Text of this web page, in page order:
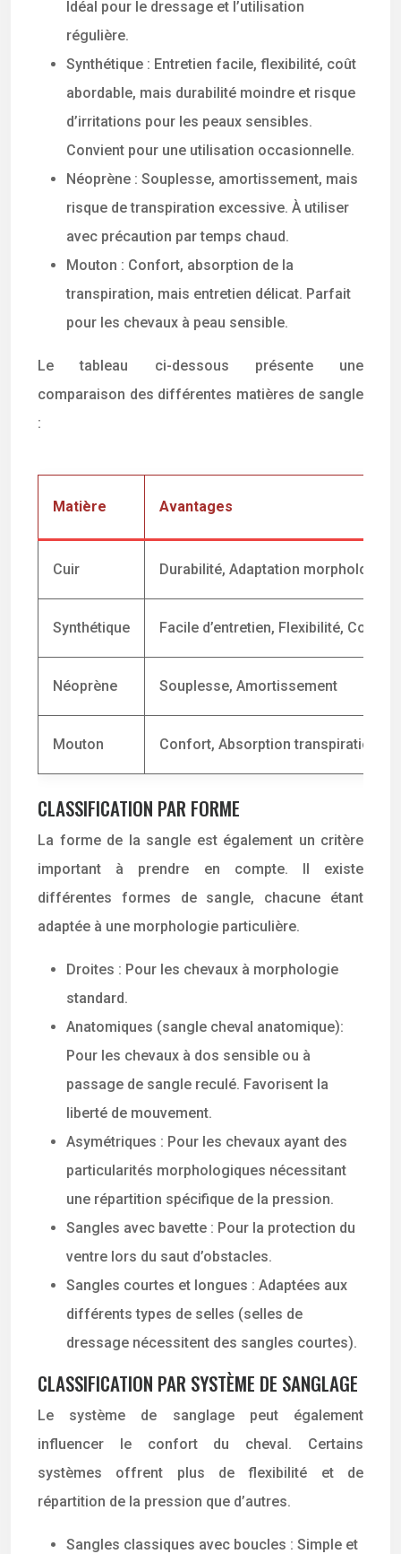
Idéal pour le dressage et l’utilisation
régulière.
Synthétique : Entretien facile, flexibilité, coût
abordable, mais durabilité moindre et risque
d’irritations pour les peaux sensibles.
Convient pour une utilisation occasionnelle.
Néoprène : Souplesse, amortissement, mais
risque de transpiration excessive. À utiliser
avec précaution par temps chaud.
Mouton : Confort, absorption de la
transpiration, mais entretien délicat. Parfait
pour les chevaux à peau sensible.
Le tableau ci-dessous présente une
comparaison des différentes matières de sangle
:
Matière Avantages
Cuir Durabilité, Adaptation
Synthétique Facile d’entretien, Flexibilité, Coût
Néoprène Souplesse, Amortissement
Mouton Confort, Absorption transpiration
CLASSIFICATION PAR FORME
La forme de la sangle est également un critère
important à prendre en compte. Il existe
différentes formes de sangle, chacune étant
adaptée à une morphologie particulière.
Droites : Pour les chevaux à morphologie
standard.
Anatomiques (sangle cheval anatomique):
Pour les chevaux à dos sensible ou à
passage de sangle reculé. Favorisent la
liberté de mouvement.
Asymétriques : Pour les chevaux ayant des
particularités morphologiques nécessitant
une répartition spécifique de la pression.
Sangles avec bavette : Pour la protection du
ventre lors du saut d’obstacles.
Sangles courtes et longues : Adaptées aux
différents types de selles (selles de
dressage nécessitent des sangles courtes).
CLASSIFICATION PAR SYSTÈME DE SANGLAGE
Le système de sanglage peut également
influencer le confort du cheval. Certains
systèmes offrent plus de flexibilité et de
répartition de la pression que d’autres.
Sangles classiques avec boucles : Simple et